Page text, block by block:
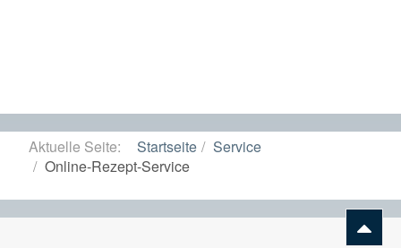
Aktuelle Seite: Startseite
Service
Online-Rezept-Service